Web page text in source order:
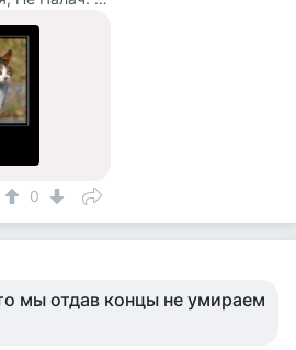
0
мы отдав концы не умираем